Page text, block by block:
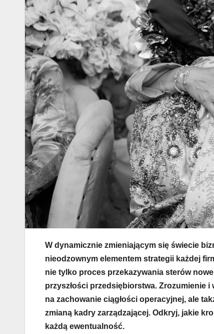
W dynamicznie zmieniającym się świecie
nieodzownym elementem strategii każdej
nie tylko proces przekazywania sterów
przyszłości przedsiębiorstwa. Zrozumienie
na zachowanie ciągłości operacyjnej, ale
zmianą kadry zarządzającej. Odkryj, jakie
każdą ewentualność.